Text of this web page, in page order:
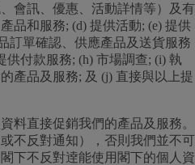
會訊、優惠、活動詳情等）及有
品和服務; (d) 提供活動; (e) 提供
訂單確認、供應產品及送貨服務
供付款服務; (h) 市場調查; (i) 執
產品及服務; 及 (j) 直接與以上提
料直接促銷我們的產品及服務。
不反對通知），否則我們並不可
下不反對逹能使用閣下的個人資